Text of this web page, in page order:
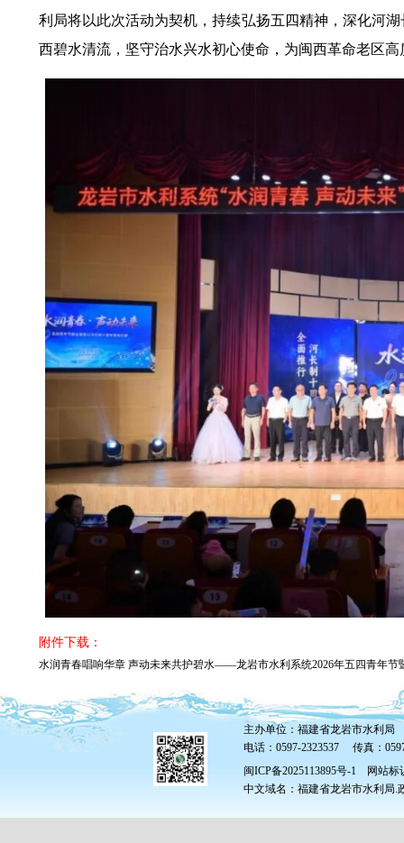
利局将以此次活动为契机，持续弘扬五四精神，深化河
西碧水清流，坚守治水兴水初心使命，为闽西革命老区
附件下载：
水润青春唱响华章 声动未来共护碧水——龙岩市水利系统2026年五四青年节